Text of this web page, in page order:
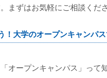
まずはお気軽にご相談くださ
！大学のオープンキャンパ
オープンキャンパス」って